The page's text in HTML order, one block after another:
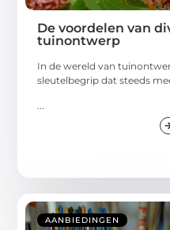
De voordelen van
tuinontwerp
In de wereld van
sleutelbegrip dat steeds
...
AANBIEDINGEN